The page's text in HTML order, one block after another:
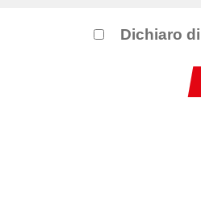
Dichiaro